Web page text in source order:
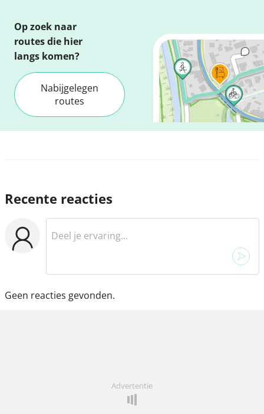
Op zoek naar
routes die hier
langs komen?
Nabijgelegen
routes
Recente reacties
Geen reacties gevonden.
Advertentie